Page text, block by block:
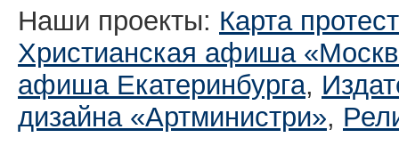
Наши проекты: Карта
Христианская афиша
афиша Екатеринбургa,
дизайна «Артминистри»,